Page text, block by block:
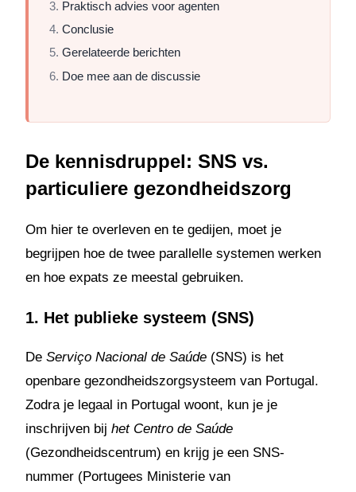
Praktisch advies voor agenten
Conclusie
Gerelateerde berichten
Doe mee aan de discussie
De kennisdruppel: SNS vs.
particuliere gezondheidszorg
Om hier te overleven en te gedijen, moet je
begrijpen hoe de twee parallelle systemen werken
en hoe expats ze meestal gebruiken.
1. Het publieke systeem (SNS)
De Serviço Nacional de Saúde (SNS) is het
openbare gezondheidszorgsysteem van Portugal.
Zodra je legaal in Portugal woont, kun je je
inschrijven bij het Centro de Saúde
(Gezondheidscentrum) en krijg je een SNS-
nummer (Portugees Ministerie van